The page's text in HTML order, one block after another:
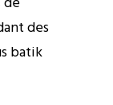
des
batik